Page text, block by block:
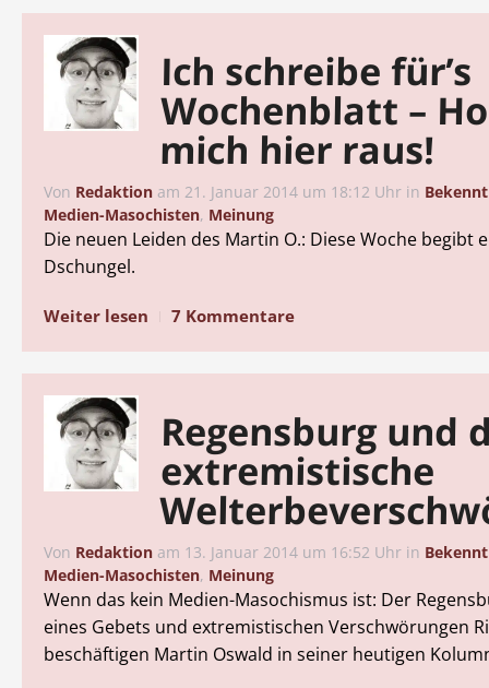
Ich schreibe für’s
Wochenblatt –
mich hier raus!
Von Redaktion am 21. Januar 2014 um 18:12 Uhr in
Medien-Masochisten, Meinung
Die neuen Leiden des Martin O.: Diese Woche begibt
Dschungel.
Weiter lesen 7 Kommentare
Regensburg und
extremistische
Von Redaktion am 13. Januar 2014 um 16:52 Uhr in
Medien-Masochisten, Meinung
Wenn das kein Medien-Masochismus ist: Der
eines Gebets und extremistischen Verschwörungen
beschäftigen Martin Oswald in seiner heutigen